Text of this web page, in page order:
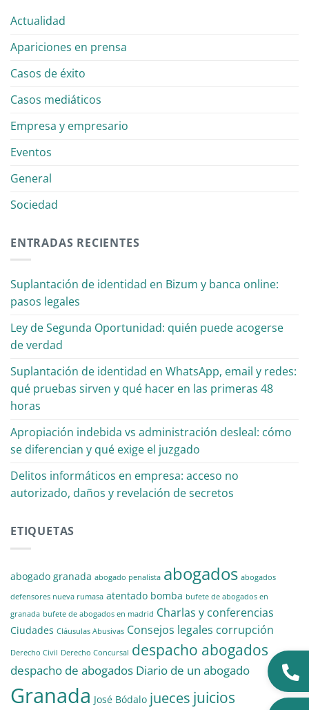
Actualidad
Apariciones en prensa
Casos de éxito
Casos mediáticos
Empresa y empresario
Eventos
General
Sociedad
ENTRADAS RECIENTES
Suplantación de identidad en Bizum y banca online:
pasos legales
Ley de Segunda Oportunidad: quién puede acogerse
de verdad
Suplantación de identidad en WhatsApp, email y redes:
qué pruebas sirven y qué hacer en las primeras 48
horas
Apropiación indebida vs administración desleal: cómo
se diferencian y qué exige el juzgado
Delitos informáticos en empresa: acceso no
autorizado, daños y revelación de secretos
ETIQUETAS
abogado granada abogado penalista abogados abogados
defensores nueva rumasa atentado bomba bufete de abogados en
granada bufete de abogados en madrid Charlas y conferencias
Ciudades Cláusulas Abusivas Consejos legales corrupción
Derecho Civil Derecho Concursal despacho abogados
despacho de abogados Diario de un abogado
Granada José Bódalo jueces juicios